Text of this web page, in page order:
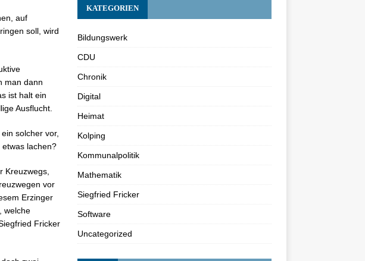
auf
soll, wird
man dann
ist halt ein
Ausflucht.
solcher vor,
etwas lachen?
Kreuzwegs,
vor
Erzinger
welche
Fricker
KATEGORIEN
Bildungswerk
CDU
Chronik
Digital
Heimat
Kolping
Kommunalpolitik
Mathematik
Siegfried Fricker
Software
Uncategorized